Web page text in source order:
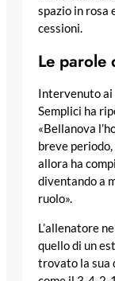
spazio in rosa
cessioni.
Le parole
Intervenuto ai
Semplici ha
«Bellanova
breve
allora ha
diventando a
ruolo».
L’allenatore
quello di un
trovato la sua